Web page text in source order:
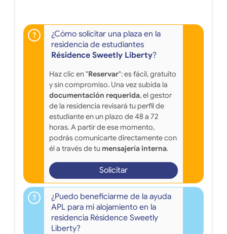
¿Cómo solicitar una plaza en la
residencia de estudiantes
Résidence Sweetly Liberty?
Haz clic en "Reservar": es fácil, gratuito
y sin compromiso. Una vez subida la
documentación requerida, el gestor
de la residencia revisará tu perfil de
estudiante en un plazo de 48 a 72
horas. A partir de ese momento,
podrás comunicarte directamente con
él a través de tu mensajería interna.
Solicitar
¿Puedo beneficiarme de la ayuda
APL para mi alojamiento en la
residencia Résidence Sweetly
Liberty?